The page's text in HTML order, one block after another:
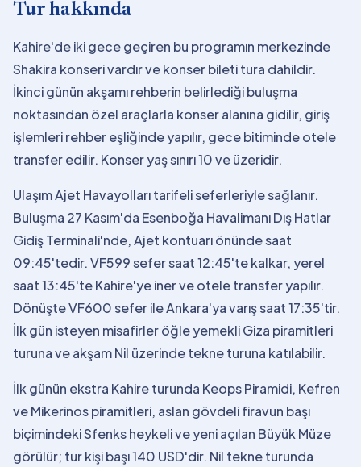
Tur hakkında
Kahire'de iki gece geçiren bu programın merkezinde
Shakira konseri vardır ve konser bileti tura dahildir.
İkinci günün akşamı rehberin belirlediği buluşma
noktasından özel araçlarla konser alanına gidilir, giriş
işlemleri rehber eşliğinde yapılır, gece bitiminde otele
transfer edilir. Konser yaş sınırı 10 ve üzeridir.
Ulaşım Ajet Havayolları tarifeli seferleriyle sağlanır.
Buluşma 27 Kasım'da Esenboğa Havalimanı Dış Hatlar
Gidiş Terminali'nde, Ajet kontuarı önünde saat
09:45'tedir. VF599 sefer saat 12:45'te kalkar, yerel
saat 13:45'te Kahire'ye iner ve otele transfer yapılır.
Dönüşte VF600 sefer ile Ankara'ya varış saat 17:35'tir.
İlk gün isteyen misafirler öğle yemekli Giza piramitleri
turuna ve akşam Nil üzerinde tekne turuna katılabilir.
İlk günün ekstra Kahire turunda Keops Piramidi, Kefren
ve Mikerinos piramitleri, aslan gövdeli firavun başı
biçimindeki Sfenks heykeli ve yeni açılan Büyük Müze
görülür; tur kişi başı 140 USD'dir. Nil tekne turunda